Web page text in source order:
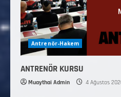
Antrenör-Hakem
ANTRENÖR KURSU
Muaythai Admin 4 Ağustos